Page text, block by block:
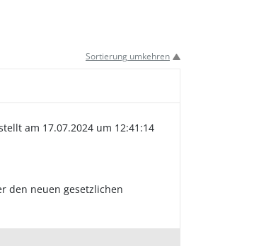
Sortierung umkehren
am 17.07.2024 um 12:41:14
den neuen gesetzlichen